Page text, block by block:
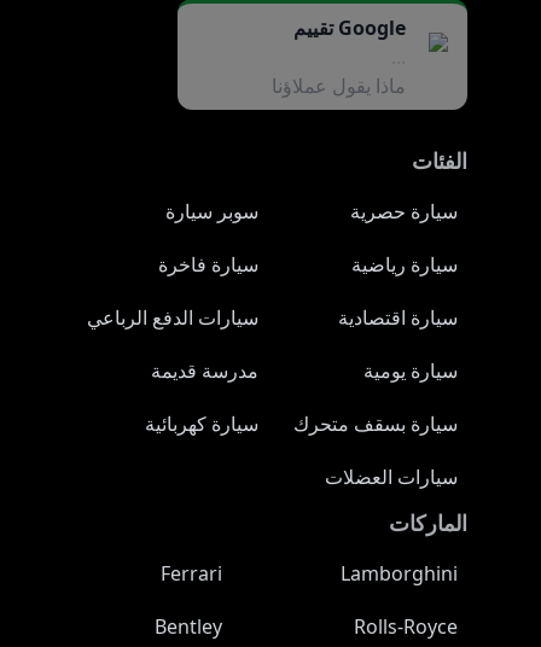
Google تقييم
ماذا يقول عملاؤنا
الفئات
سيارة حصرية
سوبر سيارة
سيارة رياضية
سيارة فاخرة
سيارة اقتصادية
سيارات الدفع الرباعي
سيارة يومية
مدرسة قديمة
سيارة بسقف متحرك
سيارة كهربائية
سيارات العضلات
الماركات
Lamborghini
Ferrari
Rolls-Royce
Bentley